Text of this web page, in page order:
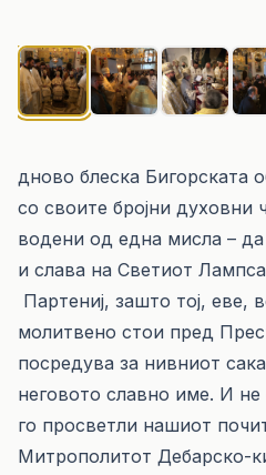
дново блеска Бигорската
со своите бројни духовни
водени од една мисла –
и слава на Светиот
Партениј, зашто тој, еве,
молитвено стои пред
посредува за нивниот
неговото славно име. И не
го просветли нашиот
Митрополитот Дебарско-